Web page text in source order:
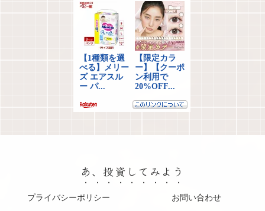
あ、投資してみよう
プライバシーポリシー お問い合わせ